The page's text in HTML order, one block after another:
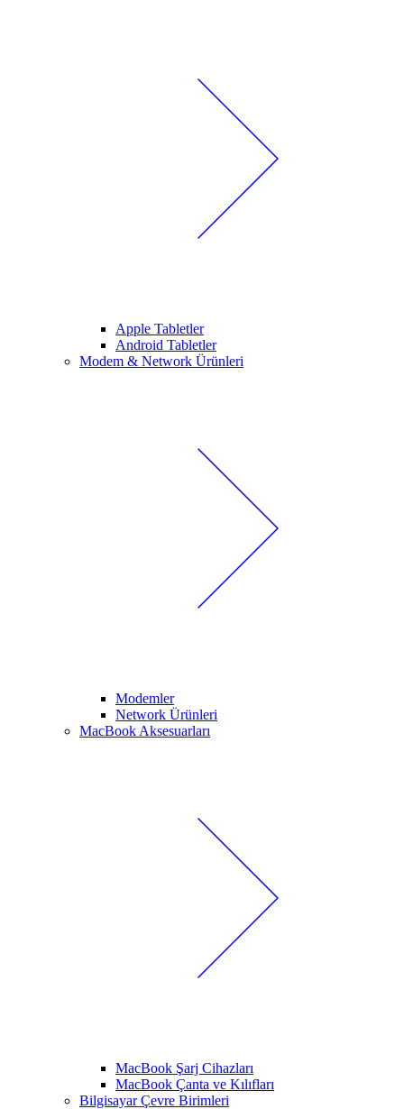
Apple Tabletler
Android Tabletler
Modem & Network Ürünleri
Modemler
Network Ürünleri
MacBook Aksesuarları
MacBook Şarj Cihazları
MacBook Çanta ve Kılıfları
Bilgisayar Çevre Birimleri